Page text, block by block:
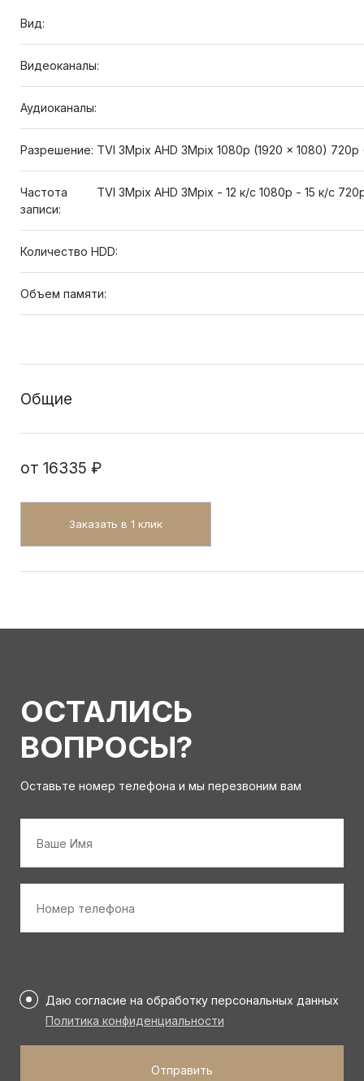
Вид:
Видеоканалы:
Аудиоканалы:
Разрешение: TVI 3Mpix AHD 3Mpix 1080p (1920 × 1080)
Частота
записи:
TVI 3Mpix AHD 3Mpix - 12 к/c 1080p - 15 к/с
Количество HDD:
Объем памяти:
Общие
от 16335 ₽
Заказать в 1 клик
ОСТАЛИСЬ
ВОПРОСЫ?
Оставьте номер телефона и мы перезвоним вам
телефона
*
Даю согласие на обработку персональных данных
Политика конфиденциальности